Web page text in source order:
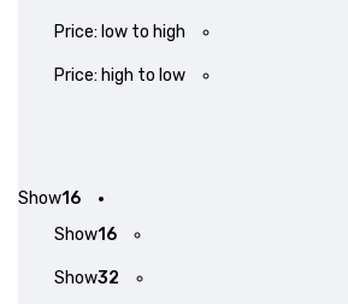
Price: low to high
Price: high to low
Show16
Show16
Show32